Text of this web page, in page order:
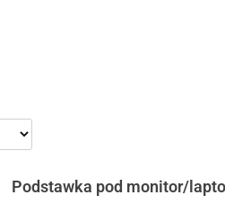
Podstawka pod monitor/